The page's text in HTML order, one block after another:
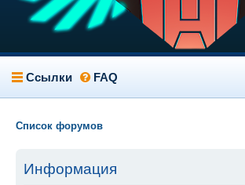
Ссылки FAQ
Список форумов
Информация